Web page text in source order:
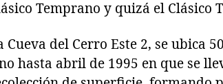
Temprano y quizá el Clásico
Cueva del Cerro Este 2, se ubica
hasta abril de 1995 en que se